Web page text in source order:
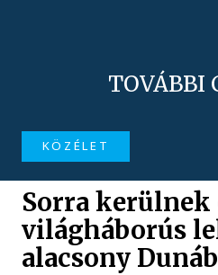
TOVÁBBI
KÖZÉLET
Sorra kerülnek
világháborús
alacsony